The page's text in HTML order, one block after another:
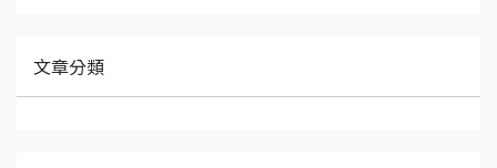
文章分類